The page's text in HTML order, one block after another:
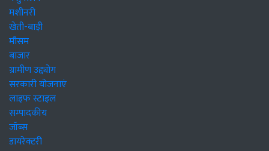
मशीनरी
खेती-बाड़ी
मौसम
बाजार
ग्रामीण उद्द्योग
सरकारी योजनाएं
लाइफ स्टाइल
सम्पादकीय
जॉब्स
डायरेक्टरी